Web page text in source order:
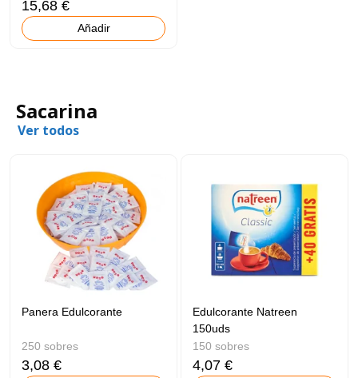
15,68 €
Añadir
Sacarina
Ver todos
Panera Edulcorante
250 sobres
3,08 €
Edulcorante Natreen
150uds
150 sobres
4,07 €